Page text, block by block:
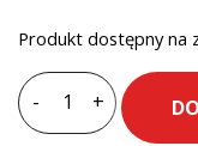
Produkt dostępny na
-
ilość
+